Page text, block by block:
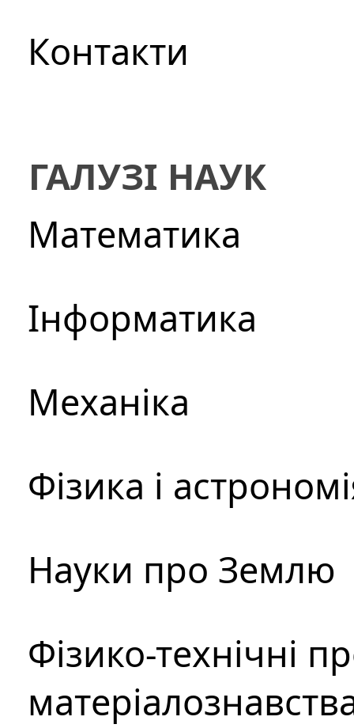
Контакти
ГАЛУЗІ НАУК
Математика
Інформатика
Механіка
Фізика і
Науки про Землю
Фізико-технічні